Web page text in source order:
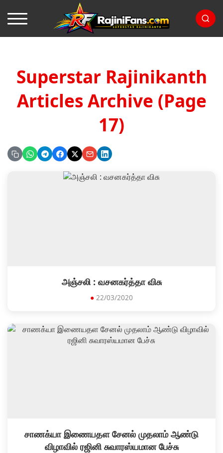
Superstar Rajinikanth
Articles Archive (Page
17)
அஞ்சலி : வசனகர்த்தா விசு
● 22/03/2020
சாணக்யா இணையதள சேனல் முதலாம் ஆண்டு
விழாவில் ரஜினி சுவாரஸ்யமான பேச்சு